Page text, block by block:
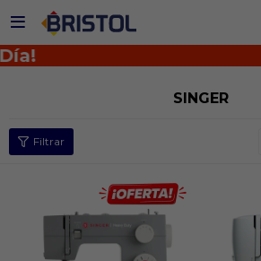

SINGER